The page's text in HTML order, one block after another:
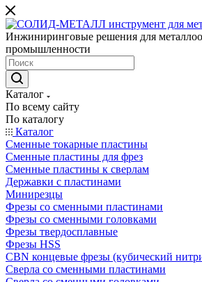
Инжиниринговые решения для
промышленности
Каталог
По всему сайту
По каталогу
Каталог
Сменные токарные пластины
Сменные пластины для фрез
Сменные пластины к сверлам
Державки с пластинами
Минирезцы
Фрезы со сменными пластинами
Фрезы со сменными головками
Фрезы твердосплавные
Фрезы HSS
CBN концевые фрезы (кубический
Сверла со сменными пластинами